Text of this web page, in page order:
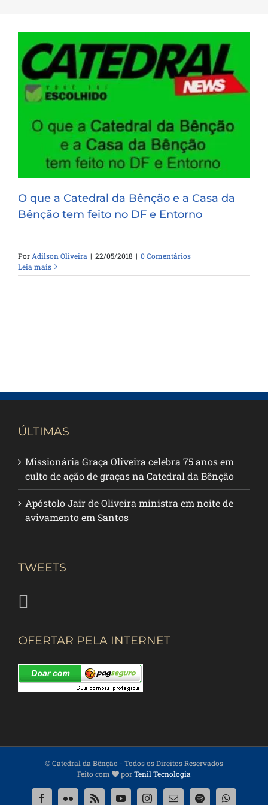
O que a Catedral da Bênção e a Casa da
O que a Catedral da Bênção e a Casa da
Bênção tem feito no DF e Entorno
PorAdilson Oliveira | 22/05/2018 | 0 Comentários
Leia mais
ÚLTIMAS
Missionária Graça Oliveira celebra 75 anos em
culto de ação de graças na Catedral da Bênção
Apóstolo Jair de Oliveira ministra em noite de
avivamento em Santos
TWEETS
OFERTAR PELA INTERNET
© Catedral da Bênção - Todos os Direitos Reservados
Feito com
porTenil Tecnologia
FacebookFlickr Rss YouTubeInstagramEmail SpotifyWhatsApp